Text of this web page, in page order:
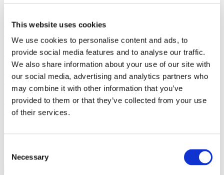
This website uses cookies
We use cookies to personalise content and ads, to
provide social media features and to analyse our traffic.
We also share information about your use of our site with
our social media, advertising and analytics partners who
may combine it with other information that you’ve
provided to them or that they’ve collected from your use
of their services.
Selection
Necessary
Læs mere
Gorrissen Federspiel rådgiver Everdan Group
Sagsomtale3. juli 2026
Gorrissen Federspiel rådgiver Brødrene A. & O.
Johansen A/S